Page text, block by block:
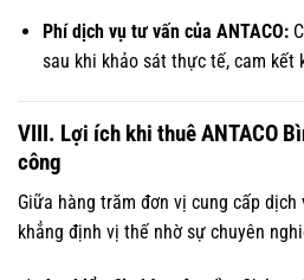
Phí dịch vụ tư vấn của ANTACO:
sau khi khảo sát thực tế, cam kết
VIII. Lợi ích khi thuê ANTACO
công
Giữa hàng trăm đơn vị cung cấp dịch
khẳng định vị thế nhờ sự chuyên